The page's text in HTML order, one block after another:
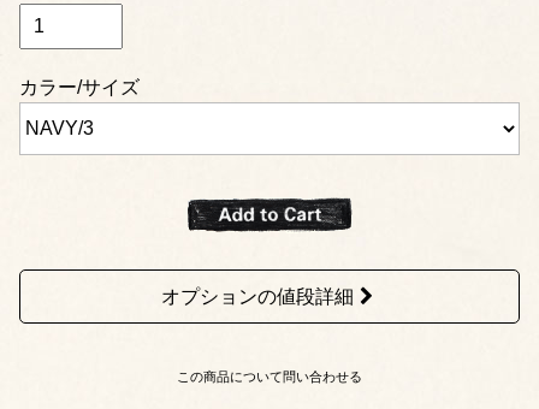
カラー/サイズ
オプションの値段詳細
この商品について問い合わせる